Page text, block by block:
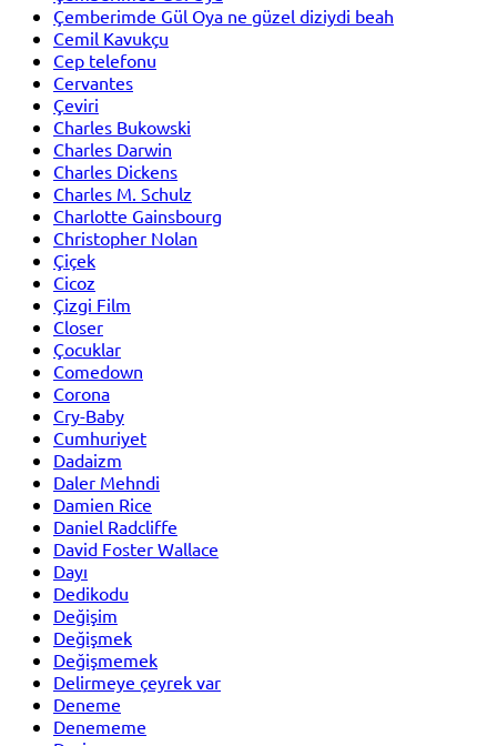
Çemberimde Gül Oya ne güzel diziydi beah
Cemil Kavukçu
Cep telefonu
Cervantes
Çeviri
Charles Bukowski
Charles Darwin
Charles Dickens
Charles M. Schulz
Charlotte Gainsbourg
Christopher Nolan
Çiçek
Cicoz
Çizgi Film
Closer
Çocuklar
Comedown
Corona
Cry-Baby
Cumhuriyet
Dadaizm
Daler Mehndi
Damien Rice
Daniel Radcliffe
David Foster Wallace
Dayı
Dedikodu
Değişim
Değişmek
Değişmemek
Delirmeye çeyrek var
Deneme
Denememe